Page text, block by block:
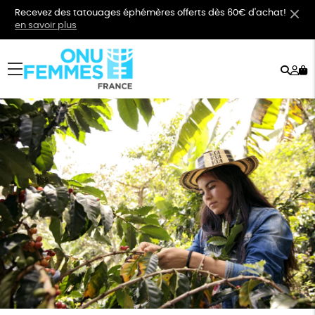
Recevez des tatouages éphémères offerts dès 60€ d'achat!
en savoir plus
menu